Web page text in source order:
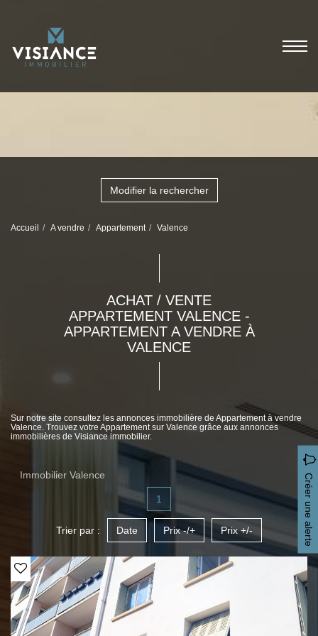
Modifier la rechercher
Accueil A vendre Appartement Valence
ACHAT / VENTE
APPARTEMENT VALENCE -
APPARTEMENT A VENDRE À
VALENCE
Sur notre site consultez les annonces immobilière de Appartement à vendre
Valence. Trouvez votre Appartement sur Valence grâce aux annonces
immobilières de Visiance immobilier.
Immobilier Valence Créer une alerte
1
Trier par : Date Prix -/+ Prix +/-